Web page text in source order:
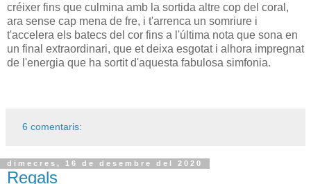
créixer fins que culmina amb la sortida altre cop del coral,
ara sense cap mena de fre, i t'arrenca un somriure i
t'accelera els batecs del cor fins a l'última nota que sona en
un final extraordinari, que et deixa esgotat i alhora impregnat
de l'energia que ha sortit d'aquesta fabulosa simfonia.
6 comentaris:
dimecres, 16 de desembre del 2020
Regals